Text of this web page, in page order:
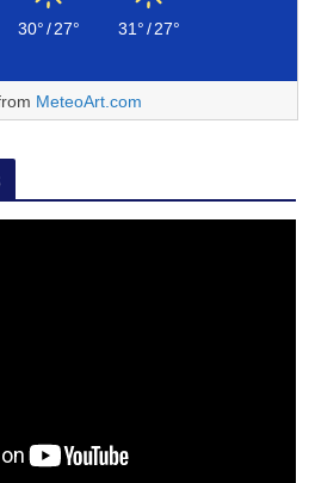
30°/27° 31°/27°
MeteoArt.com